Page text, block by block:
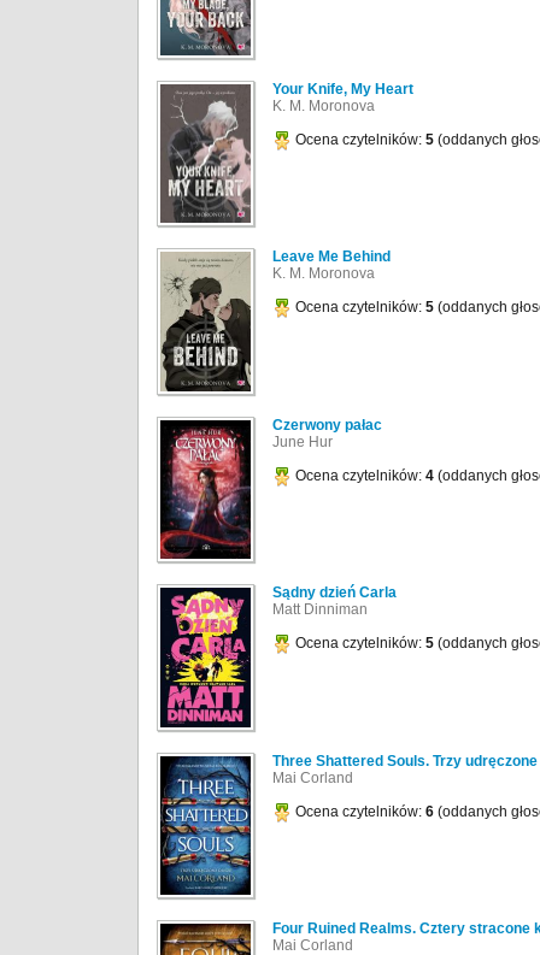
Your Knife, My Heart
K. M. Moronova
Ocena czytelników: 5 (oddanych
Leave Me Behind
K. M. Moronova
Ocena czytelników: 5 (oddanych
Czerwony pałac
June Hur
Ocena czytelników: 4 (oddanych
Sądny dzień Carla
Matt Dinniman
Ocena czytelników: 5 (oddanych
Three Shattered Souls. Trzy
Mai Corland
Ocena czytelników: 6 (oddanych
Four Ruined Realms. Cztery stracone
Mai Corland